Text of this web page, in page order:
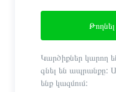
Կարծիքներ կարող
գնել են ապրանքը:
ենք կազմում: